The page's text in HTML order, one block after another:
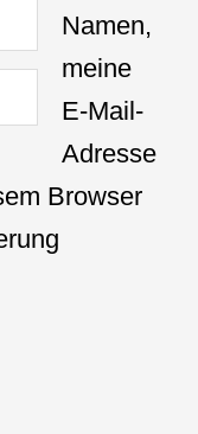
Namen,
meine
E-Mail-
Adresse
Browser